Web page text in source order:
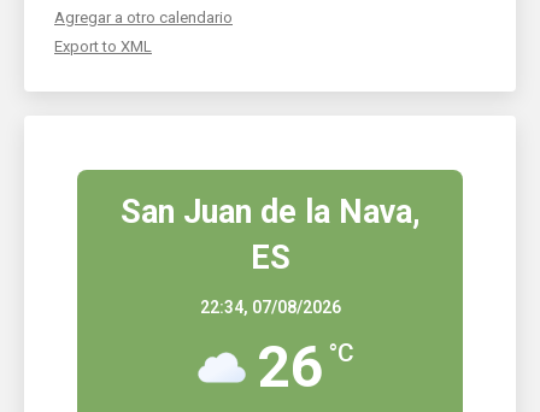
Agregar a otro calendario
Export to XML
San Juan de la Nava,
ES
22:34, 07/08/2026
26 °C